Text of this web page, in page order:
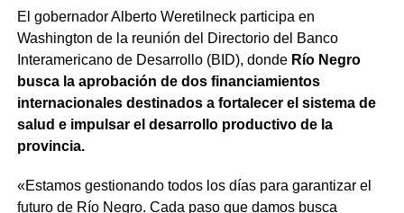
hecho con absoluta responsabilidad y con la visión de
que quienes estén trabajando en el Estado sean los
mejores», expresó.
El gobernador Alberto Weretilneck participa en
Washington de la reunión del Directorio del Banco
Interamericano de Desarrollo (BID), donde Río Negro
busca la aprobación de dos financiamientos
internacionales destinados a fortalecer el sistema de
salud e impulsar el desarrollo productivo de la
provincia.
«Estamos gestionando todos los días para garantizar el
futuro de Río Negro. Cada paso que damos busca